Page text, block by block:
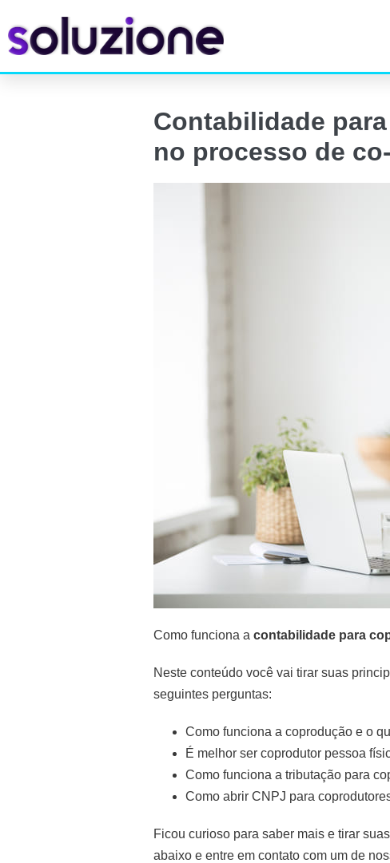
Contabilidade
no processo de
Como funciona a contabilidade para
Neste conteúdo você vai tirar suas
seguintes perguntas:
Como funciona a coprodução e o
É melhor ser coprodutor pessoa
Como funciona a tributação para
Como abrir CNPJ para
Ficou curioso para saber mais e tirar
abaixo e entre em contato com um de